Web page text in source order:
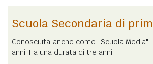
Scuola Secondaria di
Conosciuta anche come "Scuola Media".
anni. Ha una durata di tre anni.